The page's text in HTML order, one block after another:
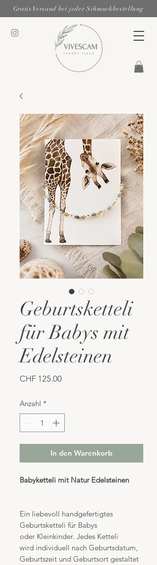
Gratis Versand bei jeder Schmuckbestellung
Geburtsketteli
für Babys mit
Edelsteinen
CHF 125.00Preis
Anzahl *
In den Warenkorb
Babyketteli mit Natur Edelsteinen
Ein liebevoll handgefertigtes
Geburtsketteli für Babys
oder Kleinkinder. Jedes Ketteli
wird individuell nach Geburtsdatum,
Geburtszeit und Geburtsort gestaltet